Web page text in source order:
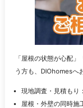
「屋根の状態が心配
う方も、DIOhomesへ
現地調査・見積もり：
屋根・外壁の同時施